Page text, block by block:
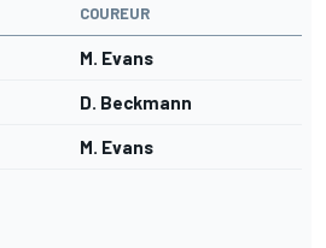
COUREUR
M. Evans
D. Beckmann
M. Evans